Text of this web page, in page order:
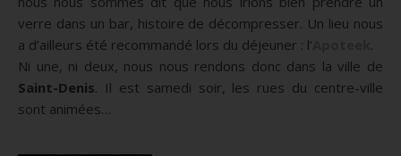
verre dans un bar, histoire de décompresser. Un lieu nous
a d’ailleurs été recommandé lors du déjeuner : l’
.
Ni une, ni deux, nous nous rendons donc dans la ville de
Saint-Denis. Il est samedi soir, les rues du centre-ville
sont animées…